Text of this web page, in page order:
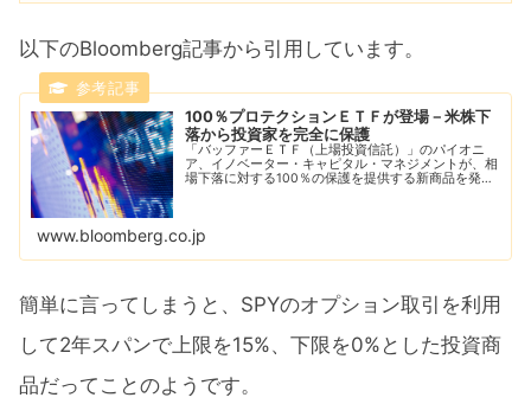
以下のBloomberg記事から引用しています。
100％プロテクションＥＴＦが登場－米株下
落から投資家を完全に保護
「バッファーＥＴＦ（上場投資信託）」のパイオニ
ア、イノベーター・キャピタル・マネジメントが、相
場下落に対する100％の保護を提供する新商品を発表
www.bloomberg.co.jp
簡単に言ってしまうと、SPYのオプション取引を利用
して2年スパンで上限を15%、下限を0%とした投資商
品だってことのようです。